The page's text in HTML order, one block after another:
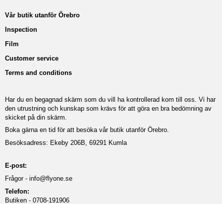
Vår butik utanför Örebro
Inspection
Film
Customer service
Terms and conditions
Har du en begagnad skärm som du vill ha kontrollerad kom till oss. Vi har
den utrustning och kunskap som krävs för att göra en bra bedömning av
skicket på din skärm.
Boka gärna en tid för att besöka vår butik utanför Örebro.
Besöksadress: Ekeby 206B, 69291 Kumla
E-post:
Frågor - info@flyone.se
Telefon:
Butiken - 0708-191906